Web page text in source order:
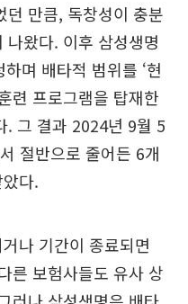
던 만큼, 독창성이 충분
왔다. 이후 삼성생명
며 배타적 범위를 ‘현
련 프로그램을 탑재한
. 그 결과 2024년 9월 5
절반으로 줄어든 6개
다.
나 기간이 종료되면
른 보험사들도 유사 상